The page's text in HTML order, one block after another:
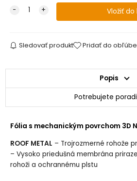
Sledovať produkt Pridať do
Popis
Potrebujete
Fólia s mechanickým povrchom 3D
ROOF METAL – Trojrozmerné rohože
– Vysoko priedušná membrána
rohoži a ochrannému plstu